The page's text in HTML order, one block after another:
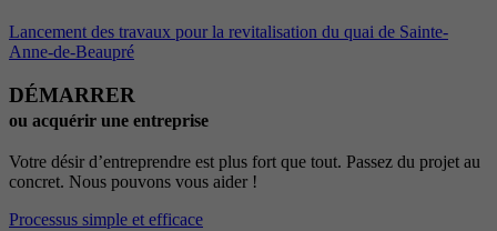
Lancement des travaux pour la revitalisation du quai de Sainte-
Anne-de-Beaupré
DÉMARRER
ou acquérir une entreprise
Votre désir d’entreprendre est plus fort que tout. Passez du projet au
concret. Nous pouvons vous aider !
Processus simple et efficace